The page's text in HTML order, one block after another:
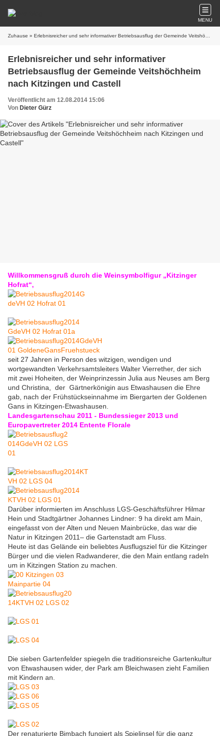
MENU
Zuhause » Erlebnisreicher und sehr informativer Betriebsausflug der Gemeinde Veitshöchheim nach Kitzingen und Castell
Erlebnisreicher und sehr informativer
Betriebsausflug der Gemeinde Veitshöchheim
nach Kitzingen und Castell
Veröffentlicht am 12.08.2014 15:06
Von Dieter Gürz
Willkommensgruß durch die Weinsymbolfigur „Kitzinger
Hofrat“,
seit 27 Jahren in Person des witzigen, wendigen und
wortgewandten Verkehrsamtsleiters Walter Vierrether, der sich
mit zwei Hoheiten, der Weinprinzessin Julia aus Neuses am Berg
und Christina, der Gärtnerkönigin aus Etwashausen die Ehre
gab, nach der Frühstückseinnahme im Biergarten der Goldenen
Gans in Kitzingen-Etwashausen.
Landesgartenschau 2011 - Bundessieger 2013 und
Europavertreter 2014 Entente Florale
Darüber informierten im Anschluss LGS-Geschäftsführer Hilmar
Hein und Stadtgärtner Johannes Lindner: 9 ha direkt am Main,
eingefasst von der Alten und Neuen Mainbrücke, das war die
Natur in Kitzingen 2011– die Gartenstadt am Fluss.
Heute ist das Gelände ein beliebtes Ausflugsziel für die Kitzinger
Bürger und die vielen Radwanderer, die den Main entlang radeln
um in Kitzingen Station zu machen.
Die sieben Gartenfelder spiegeln die traditionsreiche Gartenkultur
von Etwashausen wider, der Park am Bleichwasen zieht Familien
mit Kindern an.
Der renaturierte Bimbach fungiert als Spielinsel für die ganz